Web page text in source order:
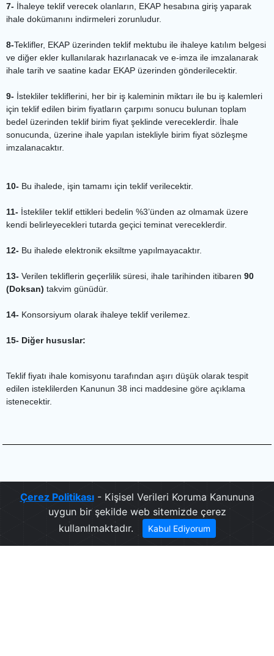
7- İhaleye teklif verecek olanların, EKAP hesabına giriş yaparak
ihale dokümanını indirmeleri zorunludur.
8-Teklifler, EKAP üzerinden teklif mektubu ile ihaleye katılım belgesi
ve diğer ekler kullanılarak hazırlanacak ve e-imza ile imzalanarak
ihale tarih ve saatine kadar EKAP üzerinden gönderilecektir.
9- İstekliler tekliflerini, her bir iş kaleminin miktarı ile bu iş kalemleri
için teklif edilen birim fiyatların çarpımı sonucu bulunan toplam
bedel üzerinden teklif birim fiyat şeklinde vereceklerdir. İhale
sonucunda, üzerine ihale yapılan istekliyle birim fiyat sözleşme
imzalanacaktır.
10- Bu ihalede, işin tamamı için teklif verilecektir.
11- İstekliler teklif ettikleri bedelin %3’ünden az olmamak üzere
kendi belirleyecekleri tutarda geçici teminat vereceklerdir.
12- Bu ihalede elektronik eksiltme yapılmayacaktır.
13- Verilen tekliflerin geçerlilik süresi, ihale tarihinden itibaren 90
(Doksan) takvim günüdür.
14- Konsorsiyum olarak ihaleye teklif verilemez.
15- Diğer hususlar:
Teklif fiyatı ihale komisyonu tarafından aşırı düşük olarak tespit
edilen isteklilerden Kanunun 38 inci maddesine göre açıklama
istenecektir.
Çerez Politikası- Kişisel Verileri Koruma Kanununa
uygun bir şekilde web sitemizde çerez
kullanılmaktadır.
Kabul Ediyorum